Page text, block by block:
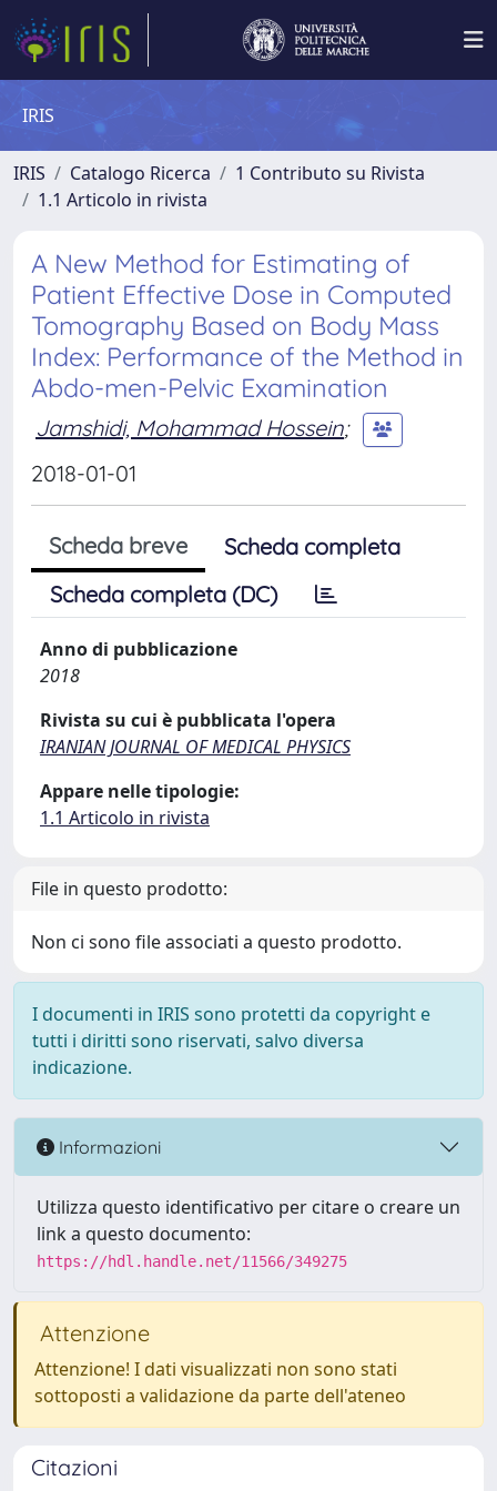
IRIS
IRIS Catalogo Ricerca
1 Contributo su Rivista
1.1 Articolo in rivista
A New Method for Estimating of
Patient Effective Dose in Computed
Tomography Based on Body Mass
Index: Performance of the Method in
Abdo-men-Pelvic Examination
Jamshidi, Mohammad Hossein;
2018-01-01
Scheda breve
Scheda completa
Scheda completa (DC)
Anno di pubblicazione
2018
Rivista su cui è pubblicata l'opera
IRANIAN JOURNAL OF MEDICAL PHYSICS
Appare nelle tipologie:
1.1 Articolo in rivista
File in questo prodotto:
Non ci sono file associati a questo prodotto.
I documenti in IRIS sono protetti da copyright e
tutti i diritti sono riservati, salvo diversa
indicazione.
Informazioni
Utilizza questo identificativo per citare o creare un
link a questo documento:
https://hdl.handle.net/11566/349275
Attenzione
Attenzione! I dati visualizzati non sono stati
sottoposti a validazione da parte dell'ateneo
Citazioni